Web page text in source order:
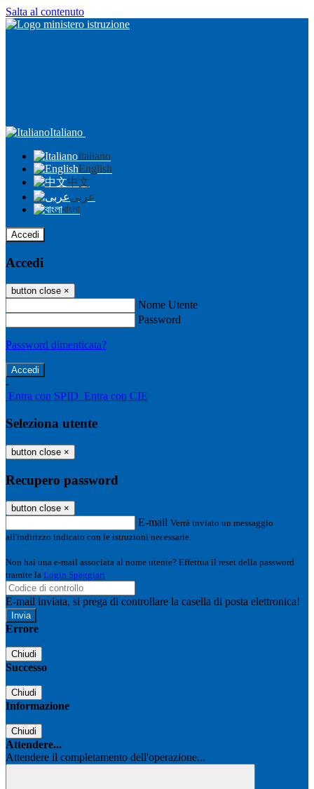
Salta al contenuto
Italiano
Italiano
English
中文
عربى
বাংলা
Accedi
Accedi
button close ×
Nome Utente
Password
Password dimenticata?
-
Entra con SPID Entra con CIE
Seleziona utente
button close ×
Recupero password
button close ×
E-mail Verrà inviato un messaggio
all'indirizzo indicato con le istruzioni necessarie.
Non hai una e-mail associata al nome utente? Effettua il reset della password
tramite la Login Spaggiari
E-mail inviata, si prega di controllare la casella di posta elettronica!
Errore
Chiudi
Successo
Chiudi
Informazione
Chiudi
Attendere...
Attendere il completamento dell'operazione...